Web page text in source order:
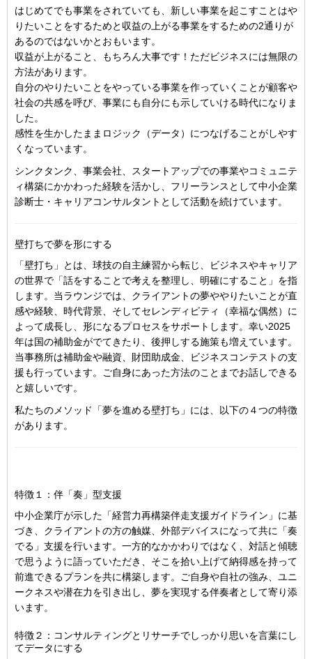
はじめてでも事業をされていても、新しい事業を起こすことはや
りたいことをするためと収益の上がる事業をするための2通りが
あるのではないかとおもいます。
収益が上がること、もちろん大事です！ただビジネスには無限の
方法があります。
自分のやりたいことをやっている事業を作っていくことが顧客や
社会の共感を呼び、事業にも自分にも示していける時代になりま
した。
感性を生かしたままロジック（データ）につなげることがしやす
くなっています。
シンクタンク、事業会社、スタートアップでの事業やコミュニテ
ィ構築にかかわった経験を活かし、フリーランスとして中小企業
診断士・キャリアコンサルタントとして活動を続けています。
壁打ちで夢を形にする
「壁打ち」とは、球技の自主練習から転じ、ビジネスやキャリア
の世界で「話をすることで考えを整理し、明確にすること」を指
します。当ラウンジでは、クライアントの夢ややりたいことが直
感や経験、時代背景、そしてセレンディピティ（幸福な偶然）に
よって成長し、形になるプロセスをサポートします。幸い2025
年は国の補助金がでてきたり、後押しする施策も増えています。
当事務所は補助金や融資、財団助成金、ビジネスコンテストの支
援も行っています。ご自身にあった方法のことまでお話しできる
と嬉しいです。
私たちのメソッド「夢を進める壁打ち」には、以下の４つの特徴
があります。
特徴１：伴「奏」型支援
中小企業庁が示した「経営力再構築伴走支援ガイドライン」に基
づき、クライアントの方の触媒、外部デバイスになって共に「奏
でる」支援を行います。一方的なかかわりではなく、対話と傾聴
で思うように語っていただき、そこを拾い上げて納得感を持って
前進できるプランを共に構築します。ご自身や自社の強み、ユニ
ークネスや潜在力を引き出し、夢を実現する伴奏者として寄り添
います。
特徴２：コンサルティングとリサーチでしっかり思いを言葉にし
てデータにする